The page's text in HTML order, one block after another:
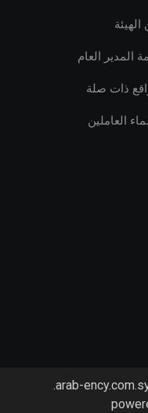
المدير العام
ذات صلة
العاملين
arab-